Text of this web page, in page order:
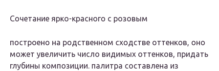
Сочетание ярко-красного с розовым
построено на родственном сходстве оттенков, оно
может увеличить число видимых оттенков, придать
глубины композиции. палитра составлена из